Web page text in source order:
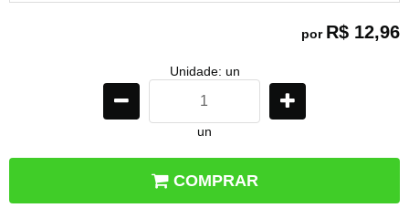
por R$ 12,96
Unidade: un
un
COMPRAR